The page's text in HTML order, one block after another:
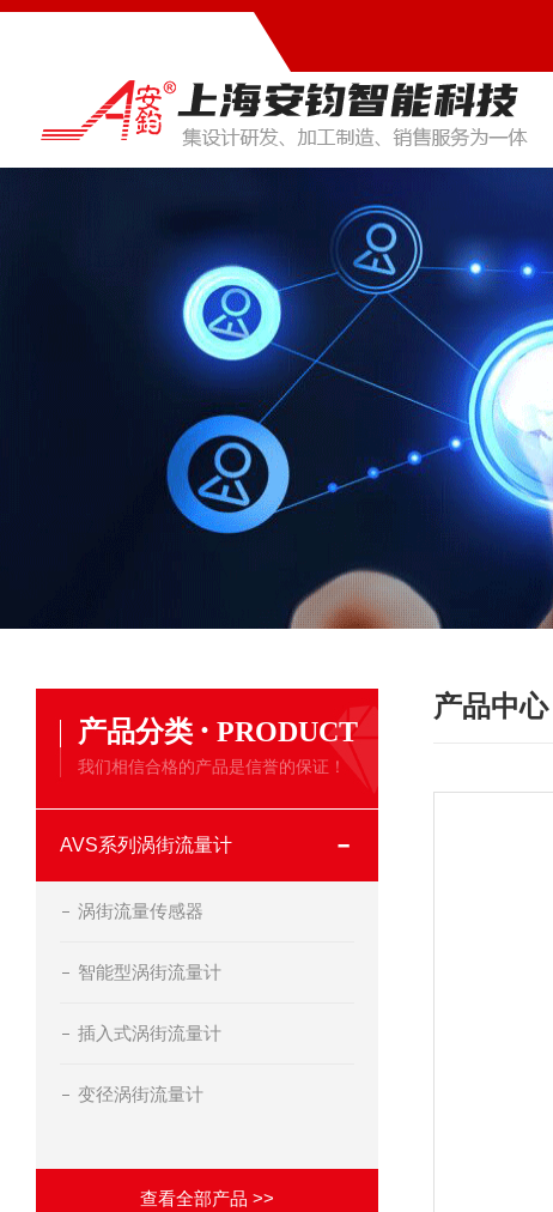
产品分类 · PRODUCT
我们相信合格的产品是信誉的保证！
AVS系列涡街流量计
涡街流量传感器
智能型涡街流量计
插入式涡街流量计
变径涡街流量计
查看全部产品 >>
产品中心